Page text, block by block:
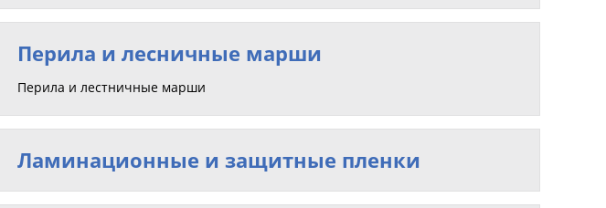
Перила и лесничные марши
Перила и лестничные марши
Ламинационные и защитные пленки